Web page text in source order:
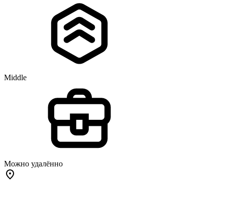
Middle
Можно удалённо